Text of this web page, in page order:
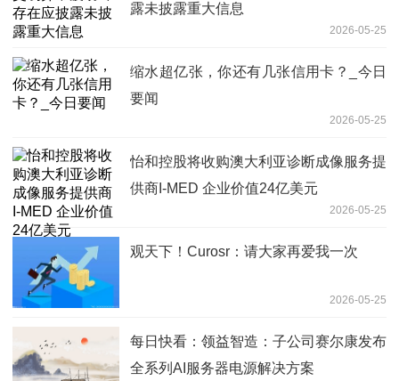
露未披露重大信息
2026-05-25
缩水超亿张，你还有几张信用卡？_今日
要闻
2026-05-25
怡和控股将收购澳大利亚诊断成像服务提
供商I-MED 企业价值24亿美元
2026-05-25
观天下！Curosr：请大家再爱我一次
2026-05-25
每日快看：领益智造：子公司赛尔康发布
全系列AI服务器电源解决方案